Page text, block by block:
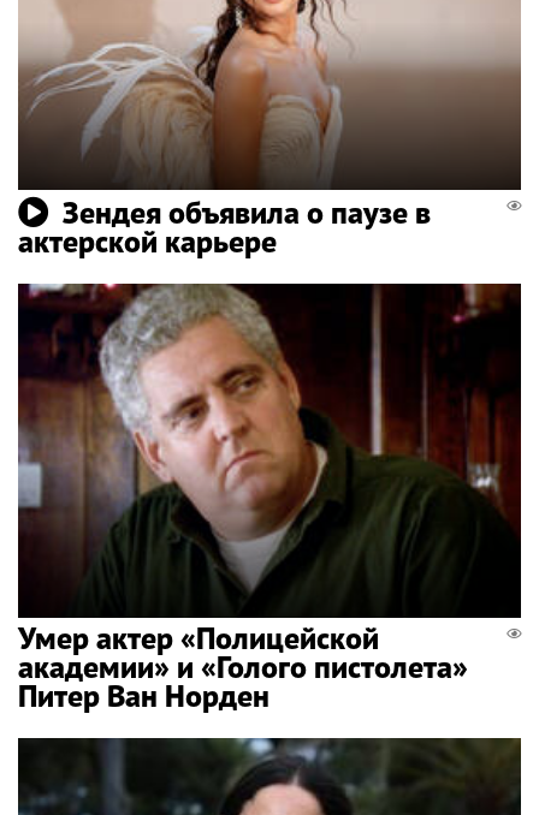
Зендея объявила о паузе в
актерской карьере
Умер актер «Полицейской
академии» и «Голого пистолета»
Питер Ван Норден